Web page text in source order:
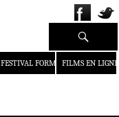
FESTIVAL FORMAT COURT
FILMS EN LIGNE
Recherche